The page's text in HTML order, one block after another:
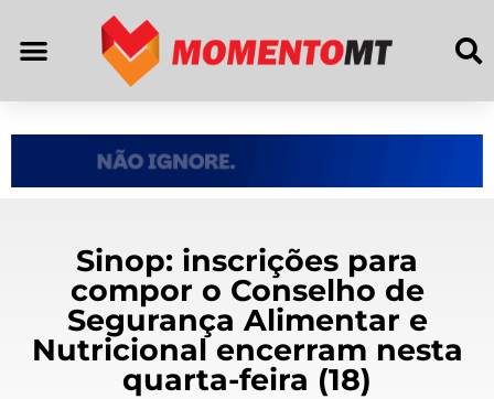
Sinop: inscrições para
compor o Conselho de
Segurança Alimentar e
Nutricional encerram nesta
quarta-feira (18)